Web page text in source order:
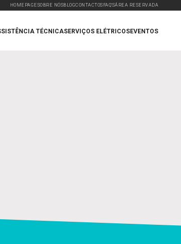
HOMEPAGE SOBRE NÓSBLOGCONTACTOS FAQ'SÁREA RESERVADA
TÉCNICASERVIÇOS ELÉTRICOSEVENTOS